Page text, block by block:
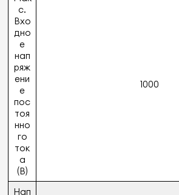
с.
Вхо
дно
е
нап
ряж
ени
е
пос
тоя
нно
го
ток
а
(В)
1000
Нап